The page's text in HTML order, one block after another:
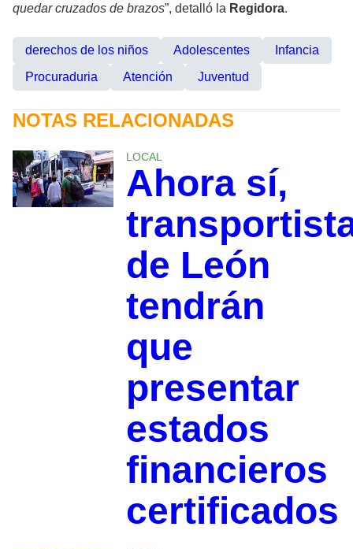
quedar cruzados de brazos”, detalló la Regidora.
derechos de los niños Adolescentes
Infancia
Procuraduria
Atención Juventud
NOTAS RELACIONADAS
LOCAL
Ahora sí,
de León
tendrán
que
presentar
estados
financieros
certificados